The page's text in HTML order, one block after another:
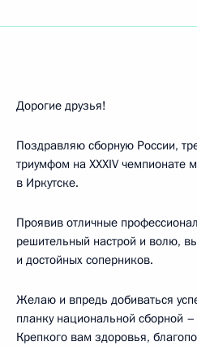
Дорогие друзья!
Поздравляю сборную России,
триумфом на XXXIV чемпионате
в Иркутске.
Проявив отличные
решительный настрой и волю,
и достойных соперников.
Желаю и впредь добиваться
планку национальной сборной
Крепкого вам здоровья,